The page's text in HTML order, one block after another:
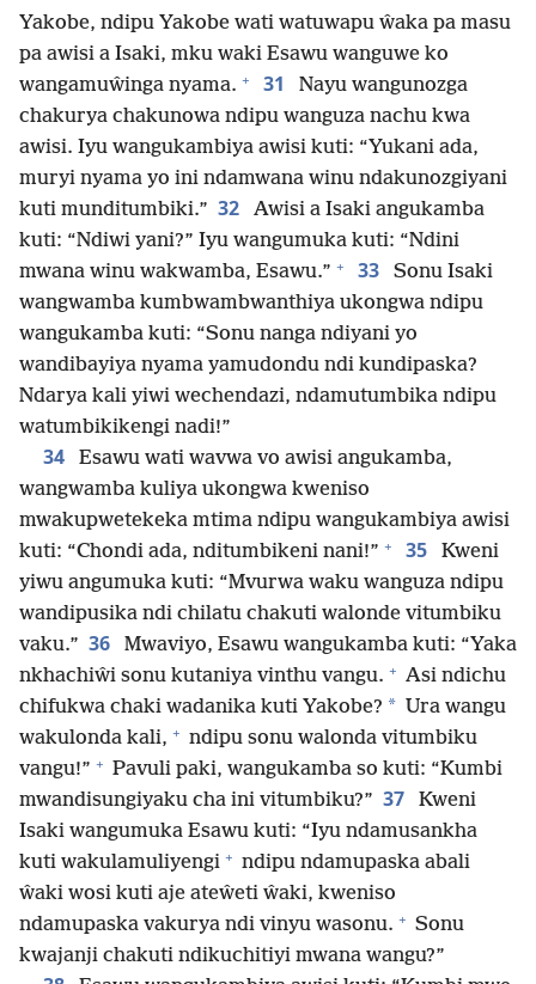
Yakobe, ndipu Yakobe wati watuwapu ŵaka pa masu
pa awisi a Isaki, mku waki Esawu wanguwe ko
wangamuŵinga nyama. + 31
Nayu wangunozga
chakurya chakunowa ndipu wanguza nachu kwa
awisi. Iyu wangukambiya awisi kuti: “Yukani ada,
muryi nyama yo ini ndamwana winu ndakunozgiyani
kuti munditumbiki.” 32
Awisi a Isaki angukamba
kuti: “Ndiwi yani?” Iyu wangumuka kuti: “Ndini
mwana winu wakwamba, Esawu.” + 33
Sonu Isaki
wangwamba kumbwambwanthiya ukongwa ndipu
wangukamba kuti: “Sonu nanga ndiyani yo
wandibayiya nyama yamudondu ndi kundipaska?
Ndarya kali yiwi wechendazi, ndamutumbika ndipu
watumbikikengi nadi!”
34
Esawu wati wavwa vo awisi angukamba,
wangwamba kuliya ukongwa kweniso
mwakupwetekeka mtima ndipu wangukambiya awisi
kuti: “Chondi ada, nditumbikeni nani!” + 35
Kweni
yiwu angumuka kuti: “Mvurwa waku wanguza ndipu
wandipusika ndi chilatu chakuti walonde vitumbiku
vaku.” 36
Mwaviyo, Esawu wangukamba kuti: “Yaka
nkhachiŵi sonu kutaniya vinthu vangu. + Asi ndichu
chifukwa chaki wadanika kuti Yakobe? * Ura wangu
wakulonda kali, + ndipu sonu walonda vitumbiku
vangu!” + Pavuli paki, wangukamba so kuti: “Kumbi
mwandisungiyaku cha ini vitumbiku?” 37
Kweni
Isaki wangumuka Esawu kuti: “Iyu ndamusankha
kuti wakulamuliyengi + ndipu ndamupaska abali
ŵaki wosi kuti aje ateŵeti ŵaki, kweniso
ndamupaska vakurya ndi vinyu wasonu. + Sonu
kwajanji chakuti ndikuchitiyi mwana wangu?”